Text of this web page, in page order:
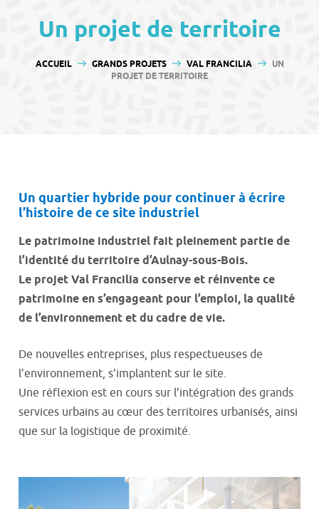
Un projet de territoire
VOUS ÊTES ICI :
ACCUEIL GRANDS PROJETS VAL FRANCILIA
UN
PROJET DE TERRITOIRE
Un quartier hybride pour continuer à écrire
l’histoire de ce site industriel
Le patrimoine industriel fait pleinement partie de
l’identité du territoire d’Aulnay-sous-Bois.
Le projet Val Francilia conserve et réinvente ce
patrimoine en s’engageant pour l’emploi, la qualité
de l’environnement et du cadre de vie.
De nouvelles entreprises, plus respectueuses de
l’environnement, s’implantent sur le site.
Une réflexion est en cours sur l’intégration des grands
services urbains au cœur des territoires urbanisés, ainsi
que sur la logistique de proximité.